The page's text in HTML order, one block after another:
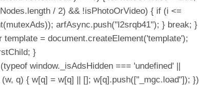
/ 2) && !isPhotoOrVideo) { if (i <=
arfAsync.push("l2srqb41"); } break; }
= document.createElement('template');
}
window._isAdsHidden === 'undefined' ||
q) { w[q] = w[q] || []; w[q].push(["_mgc.load"]); })